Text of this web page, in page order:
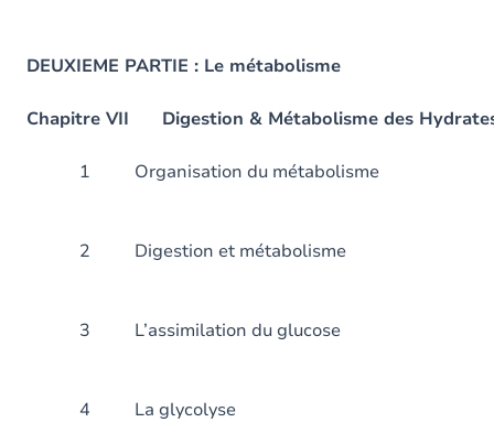
DEUXIEME PARTIE : Le métabolisme
Chapitre VII Digestion & Métabolisme des
1 Organisation du
2 Digestion et
3 L’assimilation du
4 La